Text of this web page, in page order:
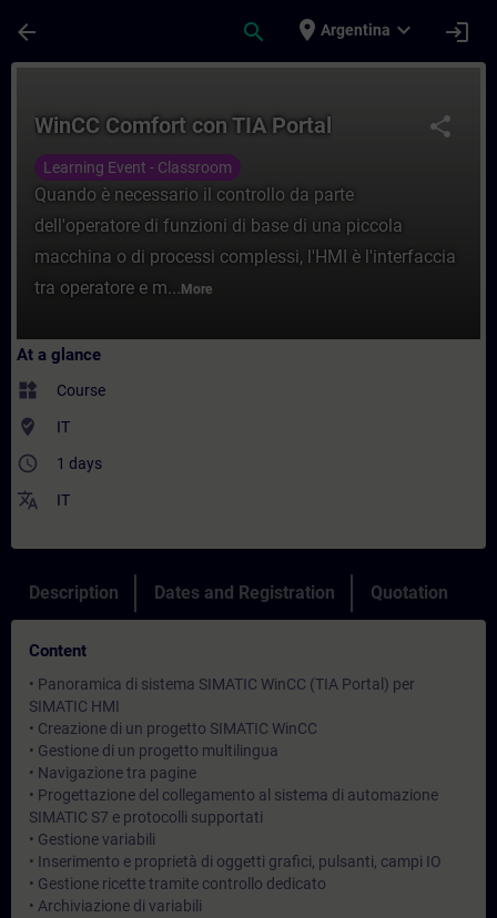
arrow_back search place Argentina expand_more login
share
WinCC Comfort con TIA Portal
Learning Event - Classroom
Quando è necessario il controllo da parte
dell'operatore di funzioni di base di una piccola
macchina o di processi complessi, l'HMI è l'interfaccia
tra operatore e m... More
At a glance
widgets Course
where_to_vote IT
access_time 1 days
translate IT
Description Dates and Registration Quotation
Content
• Panoramica di sistema SIMATIC WinCC (TIA Portal) per
SIMATIC HMI
• Creazione di un progetto SIMATIC WinCC
• Gestione di un progetto multilingua
• Navigazione tra pagine
• Progettazione del collegamento al sistema di automazione
SIMATIC S7 e protocolli supportati
• Gestione variabili
• Inserimento e proprietà di oggetti grafici, pulsanti, campi IO
• Gestione ricette tramite controllo dedicato
• Archiviazione di variabili